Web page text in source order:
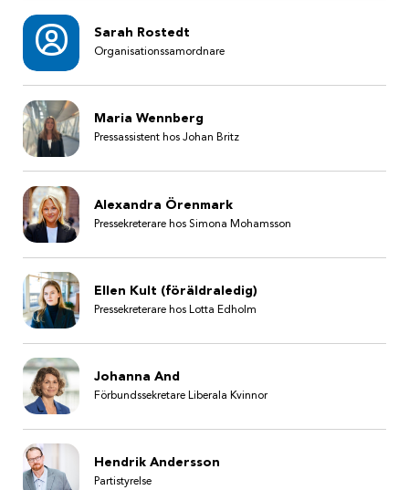
Sarah Rostedt
Organisationssamordnare
Maria Wennberg
Pressassistent hos Johan Britz
Alexandra Örenmark
Pressekreterare hos Simona Mohamsson
Ellen Kult (föräldraledig)
Pressekreterare hos Lotta Edholm
Johanna And
Förbundssekretare Liberala Kvinnor
Hendrik Andersson
Partistyrelse